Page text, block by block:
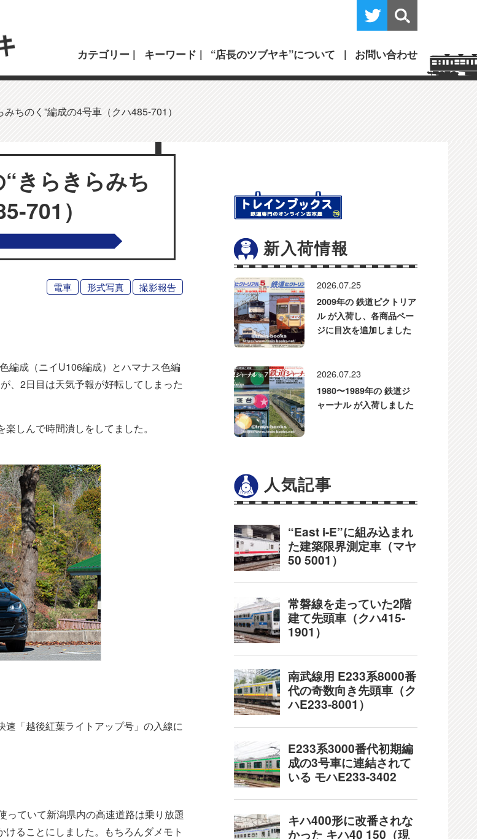
カテゴリー キーワード “店長のツブヤキ”について お問い合わせ
ちのく”編成の4号車（クハ485-701）
きらきらみち
701）
電車 形式写真 撮影報告
編成（ニイU106編成）とハマナス色編
、2日目は天気予報が好転してしまった
しんで時間潰しをしてました。
「越後紅葉ライトアップ号」の入線に
っていて新潟県内の高速道路は乗り放題
ることにしました。もちろんダメモト
新入荷情報
2026.07.25
2009年の 鉄道ピクトリア
ル が入荷し、各商品ペー
ジに目次を追加しました
2026.07.23
1980〜1989年の 鉄道ジ
ャーナル が入荷しました
人気記事